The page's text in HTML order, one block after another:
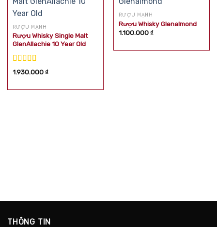
RƯỢU MẠNH
Rượu Whisky Single Malt
GlenAllachie 10 Year Old
Được xếp
1.930.000₫
RƯỢU MẠNH
Rượu Whisky Glenalmond
1.100.000₫
THÔNG TIN